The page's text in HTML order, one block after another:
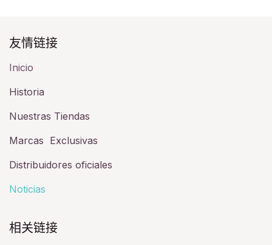
友情链接​
Inicio
Historia​
Nuestras Tiendas
Marcas Exclusivas
Distribuidores oficiales
Noticias
相关链接​